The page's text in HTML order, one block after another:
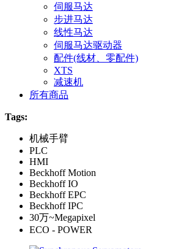
伺服马达
步进马达
线性马达
伺服马达驱动器
配件(线材、零配件)
XTS
减速机
所有商品
Tags:
机械手臂
PLC
HMI
Beckhoff Motion
Beckhoff IO
Beckhoff EPC
Beckhoff IPC
30万~Megapixel
ECO - POWER